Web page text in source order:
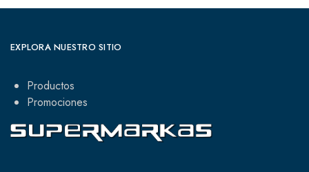
EXPLORA NUESTRO SITIO
Productos
Promociones